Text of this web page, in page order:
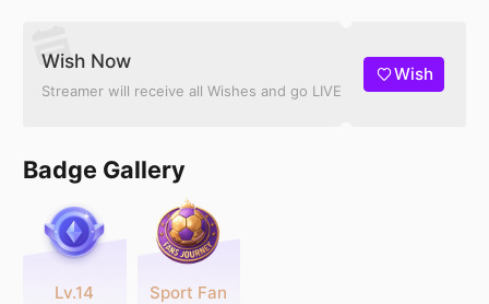
Wish Now
Streamer will receive all Wishes and go LIVE
Wish
Badge Gallery
Lv.14 Sport Fan